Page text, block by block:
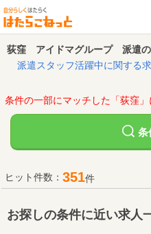
荻窪 アイドマグループ 派遣の
派遣スタッフ活躍中に関する
条件の一部にマッチした「荻窪
条
ヒット件数： 351件
お探しの条件に近い求人